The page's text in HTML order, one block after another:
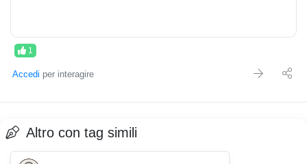
1
Accedi per interagire
Altro con tag simili